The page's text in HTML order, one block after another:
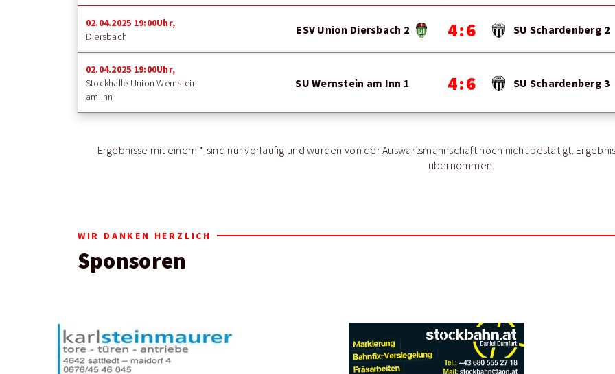
02.04.2025 19:00Uhr,
Diersbach ESV Union Diersbach 2 4 : 6 SU Schardenberg 2
02.04.2025 19:00Uhr,
Stockhalle Union Wernstein
am Inn
SU Wernstein am Inn 1 4 : 6 SU Schardenberg 3
Ergebnisse mit einem * sind nur vorläufig und wurden von der Auswärtsmannschaft noch nicht bestätigt.
übernommen.
WIR DANKEN HERZLICH
Sponsoren